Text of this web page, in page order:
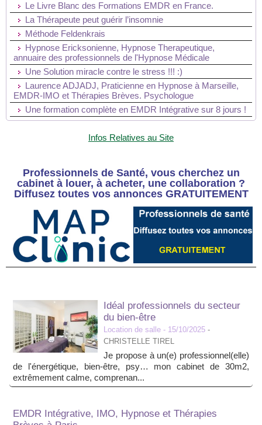
Le Livre Blanc des Formations EMDR en France.
La Thérapeute peut guérir l’insomnie
Méthode Feldenkrais
Hypnose Ericksonienne, Hypnose Therapeutique,
annuaire des professionnels de l'Hypnose Médicale
Une Solution miracle contre le stress !!! :)
Laurence ADJADJ, Praticienne en Hypnose à Marseille,
EMDR-IMO et Thérapies Brèves. Psychologue
Une formation complète en EMDR Intégrative sur 8 jours !
Infos Relatives au Site
Professionnels de Santé, vous cherchez un
cabinet à louer, à acheter, une collaboration ?
Diffusez toutes vos annonces GRATUITEMENT
Idéal professionnels du secteur
du bien-être
Location de salle - 15/10/2025 -
CHRISTELLE TIREL
Je propose à un(e) professionnel(elle)
de l'énergétique, bien-être, psy… mon cabinet de 30m2,
extrêmement calme, comprenan...
EMDR Intégrative, IMO, Hypnose et Thérapies